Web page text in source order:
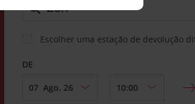
Escolher uma estação de devolução
DE